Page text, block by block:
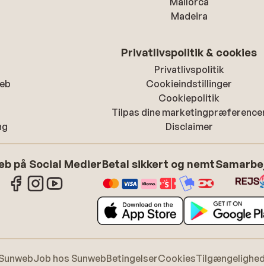
Madeira
Privatlivspolitik & cookies
Privatlivspolitik
Cookieindstillinger
Cookiepolitik
Tilpas dine
Disclaimer
på Social MedierBetal sikkert og nemt
Job hos SunwebBetingelserCookies